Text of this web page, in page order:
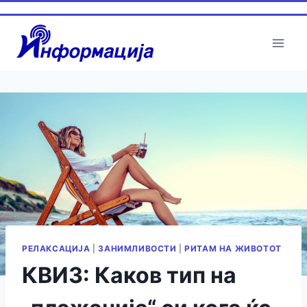
content
РЕЛАКСАЦИЈА |ЗАНИМЛИВОСТИ |РИТАМ НА ЖИВОТОТ
КВИЗ: Каков тип на